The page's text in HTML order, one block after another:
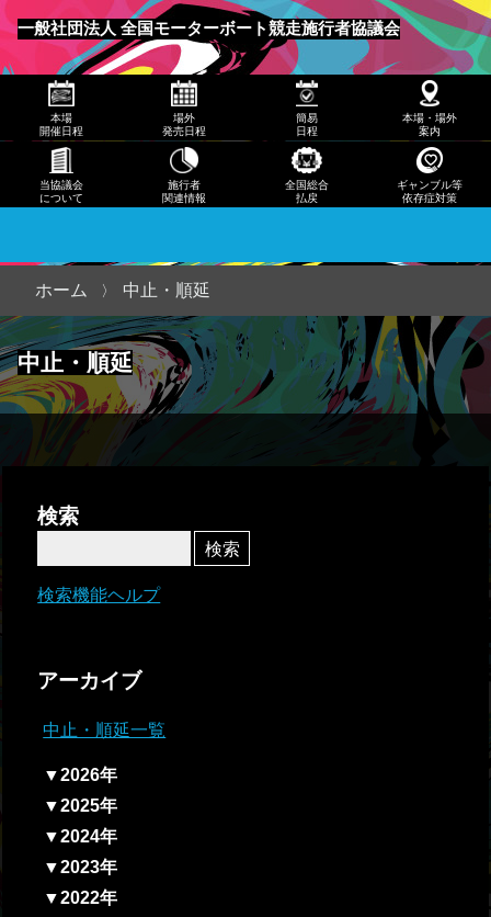
一般社団法人 全国モーターボート競走施行者協議会
メニュー
発売
日程
日程
本
場・
当協
議会
につ
いて
本場
開催日程
場外
発売日程
簡易
日程
本場・場外
案内
当協議会
について
施行者
関連情報
全国総合
払戻
ギャンブル等
依存症対策
中止・順延
ホーム 中止・順延
検索
検索機能ヘルプ
アーカイブ
中止・順延一覧
▼2026年
▼2025年
▼2024年
▼2023年
▼2022年